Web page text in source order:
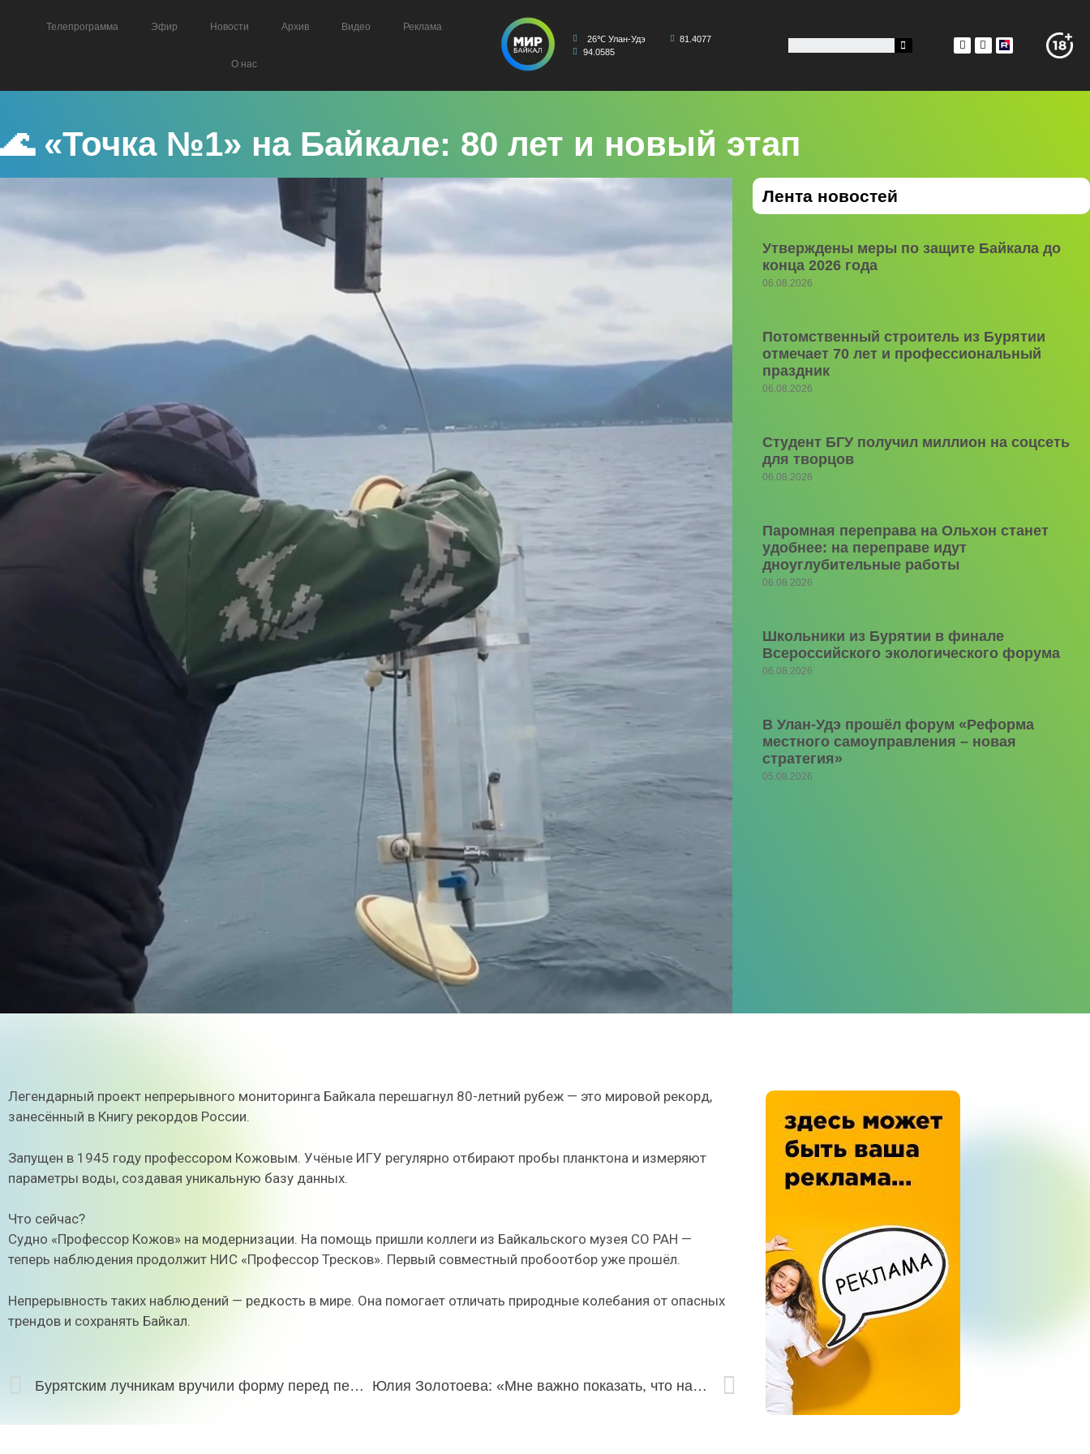
Телепрограмма Эфир Новости Архив Видео Реклама
О нас
26℃ Улан-Удэ
81.4077
94.0585
🌊 «Точка №1» на Байкале: 80 лет и новый этап
Лента новостей
Утверждены меры по защите Байкала до
конца 2026 года
06.08.2026
Потомственный строитель из Бурятии
отмечает 70 лет и профессиональный
праздник
06.08.2026
Студент БГУ получил миллион на соцсеть
для творцов
06.08.2026
Паромная переправа на Ольхон станет
удобнее: на переправе идут
дноуглубительные работы
06.08.2026
Школьники из Бурятии в финале
Всероссийского экологического форума
06.08.2026
В Улан-Удэ прошёл форум «Реформа
местного самоуправления – новая
стратегия»
05.08.2026
Легендарный проект непрерывного мониторинга Байкала перешагнул 80-летний рубеж — это мировой рекорд,
занесённый в Книгу рекордов России.
Запущен в 1945 году профессором Кожовым. Учёные ИГУ регулярно отбирают пробы планктона и измеряют
параметры воды, создавая уникальную базу данных.
Что сейчас?
Судно «Профессор Кожов» на модернизации. На помощь пришли коллеги из Байкальского музея СО РАН —
теперь наблюдения продолжит НИС «Профессор Тресков». Первый совместный пробоотбор уже прошёл.
Непрерывность таких наблюдений — редкость в мире. Она помогает отличать природные колебания от опасных
трендов и сохранять Байкал.
Бурятским лучникам вручили форму перед первенством России Юлия Золотоева: «Мне важно показать, что национальная одежда может выглядеть современно и актуально»